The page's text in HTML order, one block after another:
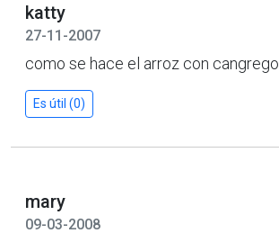
katty
27-11-2007
como se hace el arroz con cangrego
Es útil (0)
mary
09-03-2008